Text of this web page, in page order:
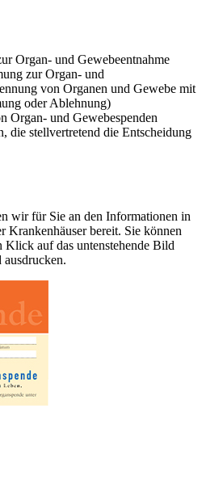
Organ- und Gewebeentnahme
zur Organ- und
von Organen und Gewebe mit
oder Ablehnung)
Organ- und Gewebespenden
die stellvertretend die Entscheidung
wir für Sie an den Informationen in
Krankenhäuser bereit. Sie können
Klick auf das untenstehende Bild